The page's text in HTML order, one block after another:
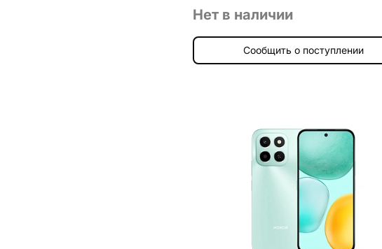
Нет в наличии
Сообщить о поступлении